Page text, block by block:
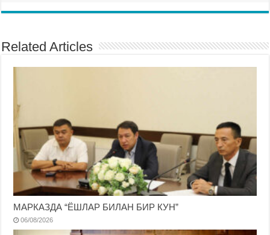
Related Articles
МАРКАЗДА “ЁШЛАР БИЛАН БИР КУН”
06/08/2026